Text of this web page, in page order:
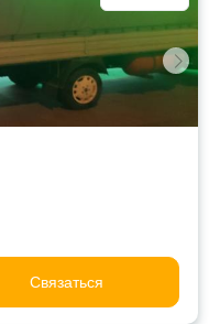
Связаться